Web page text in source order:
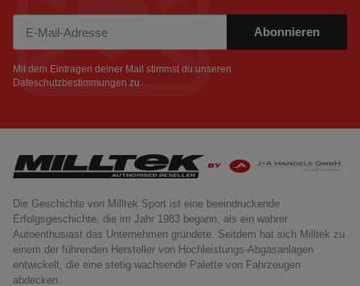
Abonnieren
Mit dem Eintragen deiner Mail stimmst du unseren
Dateschutzbestimmungen zu.
Die Geschichte von Milltek Sport ist eine beeindruckende
Erfolgsgeschichte, die im Jahr 1983 begann, als ein wahrer
Autoenthusiast das Unternehmen gründete. Seitdem hat sich Milltek zu
einem der führenden Hersteller von Hochleistungs-Abgasanlagen
entwickelt, die eine stetig wachsende Palette von Fahrzeugen
abdecken.